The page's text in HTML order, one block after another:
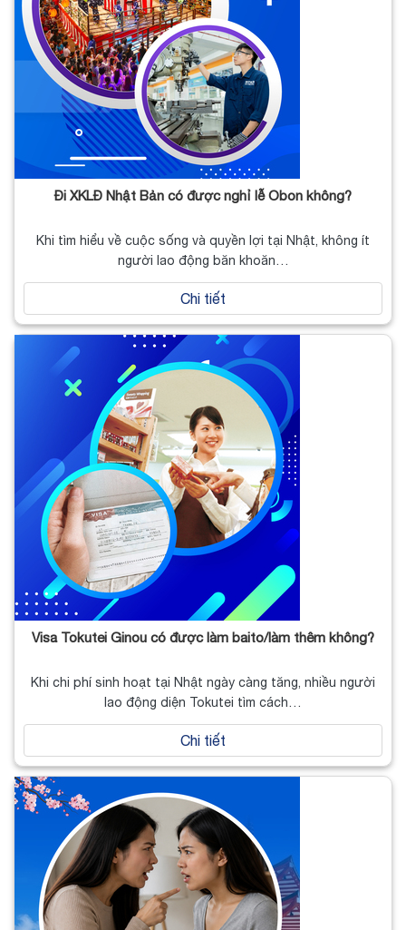
Đi XKLĐ Nhật Bản có được nghỉ lễ Obon không?
Khi tìm hiểu về cuộc sống và quyền lợi tại Nhật, không ít
người lao động băn khoăn…
Chi tiết
Visa Tokutei Ginou có được làm baito/làm thêm không?
Khi chi phí sinh hoạt tại Nhật ngày càng tăng, nhiều người
lao động diện Tokutei tìm cách…
Chi tiết